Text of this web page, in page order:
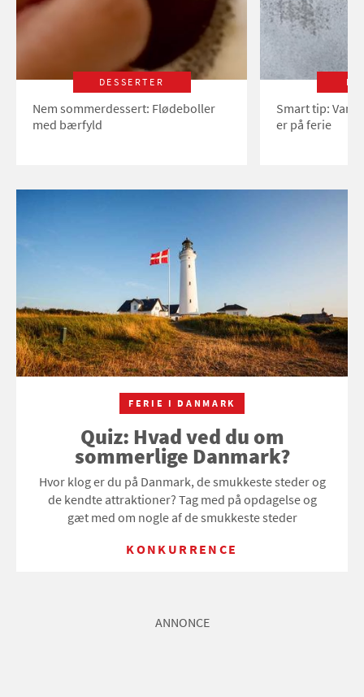
DESSERTER
Nem sommerdessert: Flødeboller
med bærfyld
Smart tip:
er på ferie
FERIE I DANMARK
Quiz: Hvad ved du om
sommerlige Danmark?
Hvor klog er du på Danmark, de smukkeste steder og
de kendte attraktioner? Tag med på opdagelse og
gæt med om nogle af de smukkeste steder
KONKURRENCE
ANNONCE